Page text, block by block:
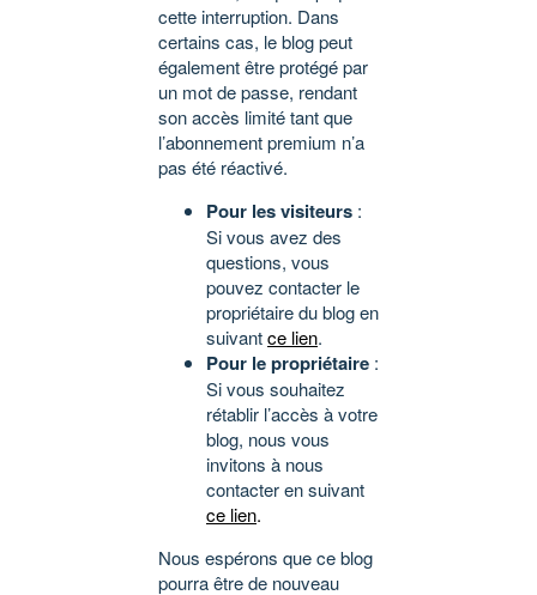
cette interruption. Dans
certains cas, le blog peut
également être protégé par
un mot de passe, rendant
son accès limité tant que
l’abonnement premium n’a
pas été réactivé.
Pour les visiteurs :
Si vous avez des
questions, vous
pouvez contacter le
propriétaire du blog en
suivantce lien.
Pour le propriétaire :
Si vous souhaitez
rétablir l’accès à votre
blog, nous vous
invitons à nous
contacter en suivant
ce lien.
Nous espérons que ce blog
pourra être de nouveau